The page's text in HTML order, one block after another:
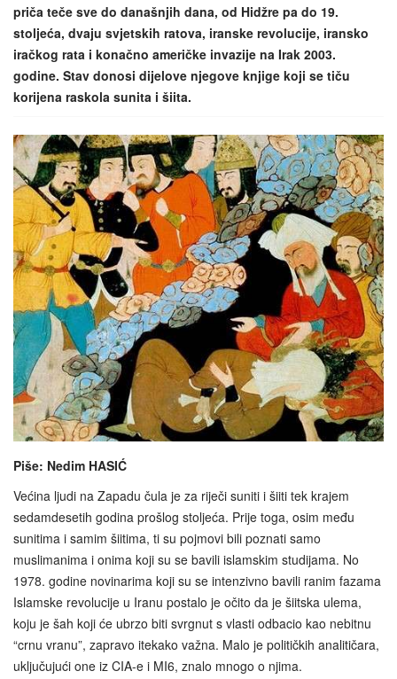
priča teče sve do današnjih dana, od Hidžre pa do 19.
stoljeća, dvaju svjetskih ratova, iranske revolucije, iransko
iračkog rata i konačno američke invazije na Irak 2003.
godine. Stav donosi dijelove njegove knjige koji se tiču
korijena raskola sunita i šiita.
Piše: Nedim HASIĆ
Većina ljudi na Zapadu čula je za riječi suniti i šiiti tek krajem
sedamdesetih godina prošlog stoljeća. Prije toga, osim među
sunitima i samim šiitima, ti su pojmovi bili poznati samo
muslimanima i onima koji su se bavili islamskim studijama. No
1978. godine novinarima koji su se intenzivno bavili ranim fazama
Islamske revolucije u Iranu postalo je očito da je šiitska ulema,
koju je šah koji će ubrzo biti svrgnut s vlasti odbacio kao nebitnu
“crnu vranu”, zapravo itekako važna. Malo je političkih analitičara,
uključujući one iz CIA-e i MI6, znalo mnogo o njima.